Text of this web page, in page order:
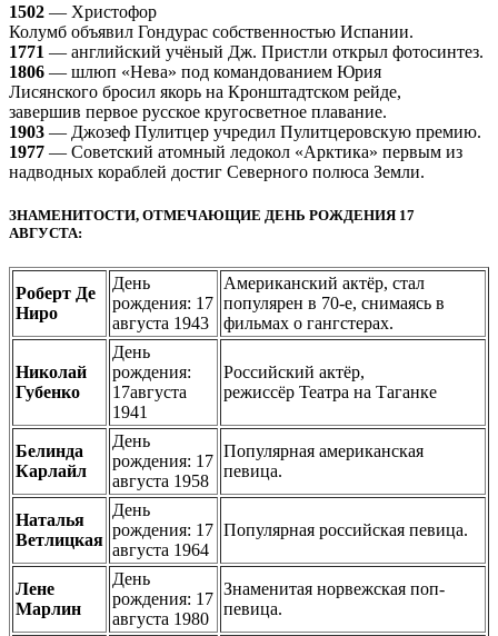
1502 — Христофор
Колумб объявил Гондурас собственностью Испании.
1771 — английский учёный Дж. Пристли открыл фотосинтез.
1806 — шлюп «Нева» под командованием Юрия
Лисянского бросил якорь на Кронштадтском рейде,
завершив первое русское кругосветное плавание.
1903 — Джозеф Пулитцер учредил Пулитцеровскую премию.
1977 — Советский атомный ледокол «Арктика» первым из
надводных кораблей достиг Северного полюса Земли.
ЗНАМЕНИТОСТИ, ОТМЕЧАЮЩИЕ ДЕНЬ РОЖДЕНИЯ 17
АВГУСТА:
Роберт Де
Ниро
День
рождения: 17
августа 1943
Американский актёр, стал
популярен в 70-е, снимаясь в
фильмах о гангстерах.
Николай
Губенко
День
рождения:
17августа
1941
Российский актёр,
режиссёр Театра на Таганке
Белинда
Карлайл
День
рождения: 17
августа 1958
Популярная американская
певица.
Наталья
Ветлицкая
День
рождения: 17
августа 1964
Популярная российская певица.
Лене
Марлин
День
рождения: 17
августа 1980
Знаменитая норвежская поп-
певица.